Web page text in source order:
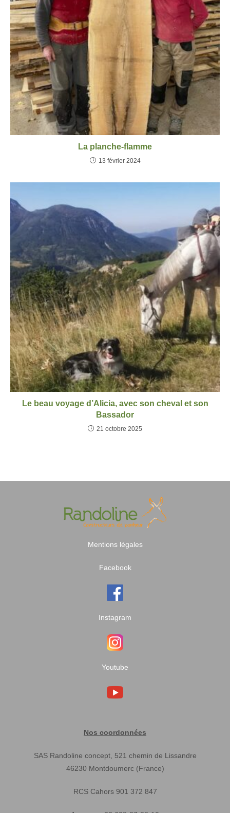
La planche-flamme
13 février 2024
Le beau voyage d’Alicia, avec son cheval et son
Bassador
21 octobre 2025
Mentions légales
Facebook
Instagram
Youtube
Nos coordonnées
SAS Randoline concept, 521 chemin de Lissandre
46230 Montdoumerc (France)
RCS Cahors 901 372 847